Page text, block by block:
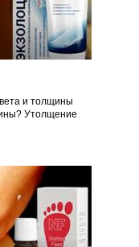
и толщины
Утолщение